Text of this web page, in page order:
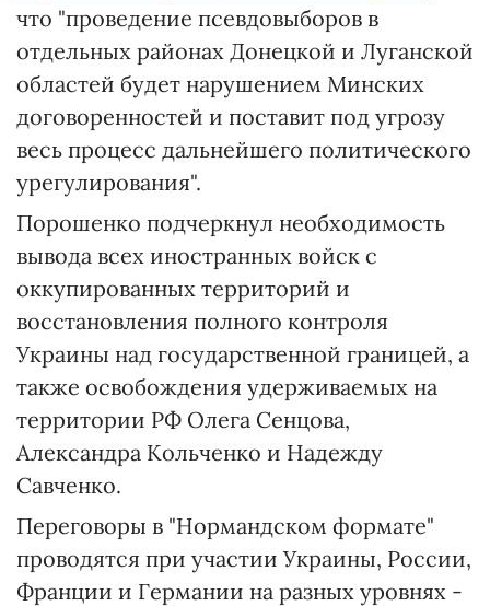
что "проведение псевдовыборов в
отдельных районах Донецкой и Луганской
областей будет нарушением Минских
договоренностей и поставит под угрозу
весь процесс дальнейшего политического
урегулирования".
Порошенко подчеркнул необходимость
вывода всех иностранных войск с
оккупированных территорий и
восстановления полного контроля
Украины над государственной границей, а
также освобождения удерживаемых на
территории РФ Олега Сенцова,
Александра Кольченко и Надежду
Савченко.
Переговоры в "Нормандском формате"
проводятся при участии Украины, России,
Франции и Германии на разных уровнях -